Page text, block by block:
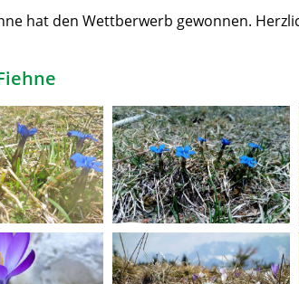
hat den Wettberwerb gewonnen.